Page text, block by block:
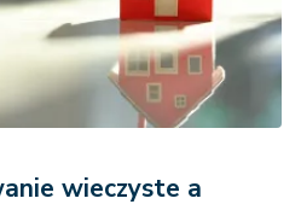
wieczyste a